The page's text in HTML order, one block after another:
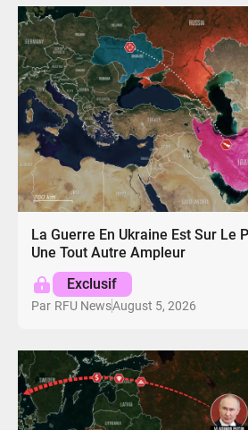
La Guerre En Ukraine Est Sur Le
Une Tout Autre Ampleur
Exclusif
Par RFU NewsAugust 5, 2026